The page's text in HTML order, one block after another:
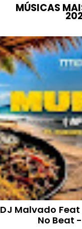
MÚSICAS
DJ Malvado Feat
No Beat